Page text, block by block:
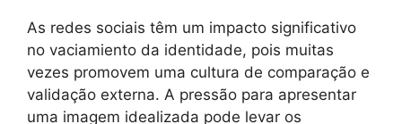
As redes sociais têm um impacto significativo
no vaciamiento da identidade, pois muitas
vezes promovem uma cultura de comparação e
validação externa. A pressão para apresentar
uma imagem idealizada pode levar os